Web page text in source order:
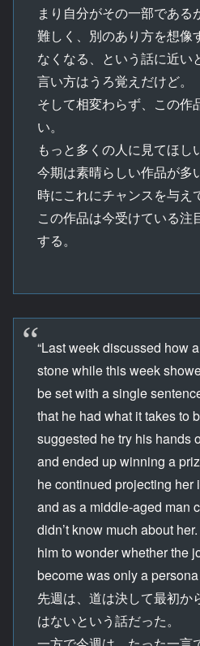
まり自分がその一部である
難しく、別のあり方を想像
なくなる、という話に近い
言い方はうろ覚えだけど。
そして相変わらず、この作
い。
もっと多くの人に見てほし
今期は素晴らしい作品が多
時にこれにチャンスを与え
この作品は今受けている注
する。
“Last week discussed how
stone while this week
be set with a single
that he had what it takes to
suggested he try his hands
and ended up winning a
he continued projecting her
and as a middle-aged man
didn’t know much about
him to wonder whether the
become was only a persona
先週は、道は決して最初か
はないという話だった。